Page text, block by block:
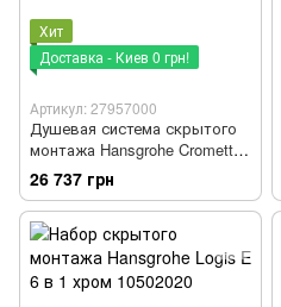
Хит
Доставка - Киев 0 грн!
Артикул: 27957000
Душевая система скрытого
монтажа Hansgrohe Crometta
E 240 1jet хром 27957000
26 737 грн